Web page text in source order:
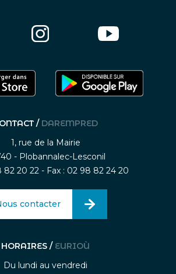
/ DAREMPRED
1, rue de la Mairie
- Plobannalec-Lesconil
82 20 22 - Fax : 02 98 82 24 20
contacter
HORAIRES / EURIOÙ
Du lundi au vendredi